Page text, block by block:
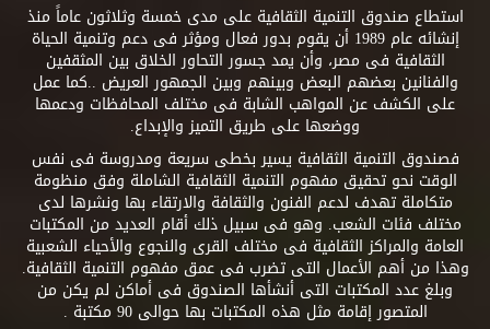
استطاع صندوق التنمية الثقافية على مدى خمسة وثلاثون عاماً منذ
إنشائه عام 1989 أن يقوم بدور فعال ومؤثر فى دعم وتنمية الحياة
الثقافية فى مصر، وأن يمد جسور التحاور الخلاق بين المثقفين
والفنانين بعضهم البعض وبينهم وبين الجمهور العريض ..كما عمل
على الكشف عن المواهب الشابة فى مختلف المحافظات ودعمها
ووضعها على طريق التميز والإبداع.
فصندوق التنمية الثقافية يسير بخطى سريعة ومدروسة فى نفس
الوقت نحو تحقيق مفهوم التنمية الثقافية الشاملة وفق منظومة
متكاملة تهدف لدعم الفنون والثقافة والارتقاء بها ونشرها لدى
مختلف فئات الشعب. وهو فى سبيل ذلك أقام العديد من المكتبات
العامة والمراكز الثقافية فى مختلف القرى والنجوع والأحياء الشعبية
وهذا من أهم الأعمال التى تضرب فى عمق مفهوم التنمية الثقافية.
وبلغ عدد المكتبات التى أنشأها الصندوق فى أماكن لم يكن من
المتصور إقامة مثل هذه المكتبات بها حوالى 90 مكتبة .